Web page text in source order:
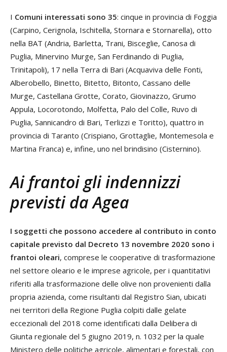
I Comuni interessati sono 35: cinque in provincia di Foggia
(Carpino, Cerignola, Ischitella, Stornara e Stornarella), otto
nella BAT (Andria, Barletta, Trani, Bisceglie, Canosa di
Puglia, Minervino Murge, San Ferdinando di Puglia,
Trinitapoli), 17 nella Terra di Bari (Acquaviva delle Fonti,
Alberobello, Binetto, Bitetto, Bitonto, Cassano delle
Murge, Castellana Grotte, Corato, Giovinazzo, Grumo
Appula, Locorotondo, Molfetta, Palo del Colle, Ruvo di
Puglia, Sannicandro di Bari, Terlizzi e Toritto), quattro in
provincia di Taranto (Crispiano, Grottaglie, Montemesola e
Martina Franca) e, infine, uno nel brindisino (Cisternino).
Ai frantoi gli indennizzi
previsti da Agea
I soggetti che possono accedere al contributo in conto
capitale previsto dal Decreto 13 novembre 2020 sono i
frantoi oleari, comprese le cooperative di trasformazione
nel settore oleario e le imprese agricole, per i quantitativi
riferiti alla trasformazione delle olive non provenienti dalla
propria azienda, come risultanti dal Registro Sian, ubicati
nei territori della Regione Puglia colpiti dalle gelate
eccezionali del 2018 come identificati dalla Delibera di
Giunta regionale del 5 giugno 2019, n. 1032 per la quale
Ministero delle politiche agricole, alimentari e forestali, con